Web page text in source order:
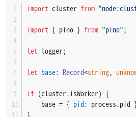
import cluster from
import { pino } from "pino";
let logger;
let base: Record<string,
if (cluster. isWorker) {
    base = {
pid: process.pid
}